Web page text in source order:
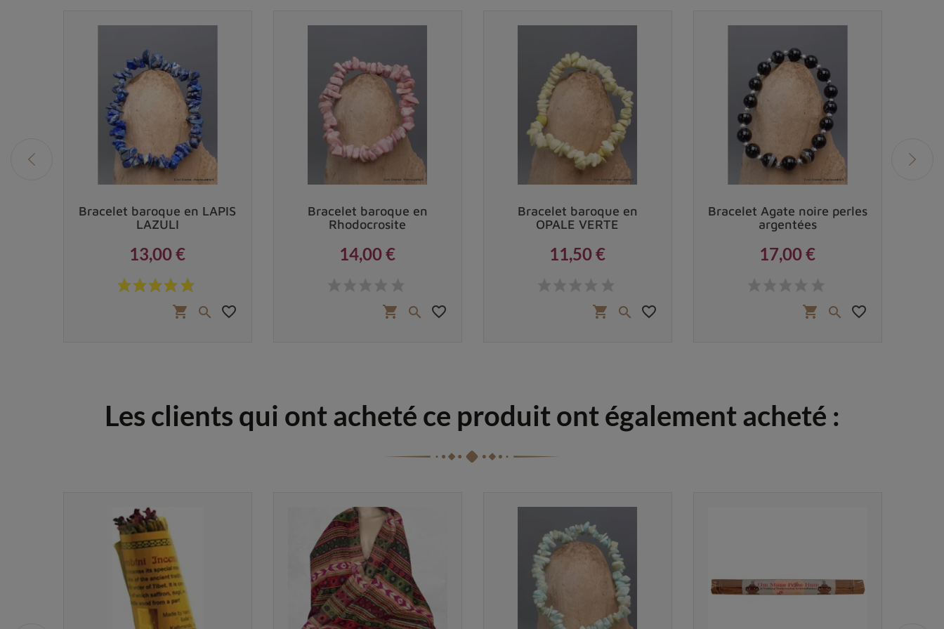
Bracelet baroque en LAPIS
LAZULI
Prix
13,00 €
shopping_cart  favorite_border
Bracelet baroque en
Rhodocrosite
14,00 €
shopping_cart  favorite_border
Bracelet baroque en
OPALE VERTE
11,50 €
shopping_cart  favorite_border
Bracelet Agate noire perles
argentées
17,00 €
shopping_cart  favorite_border
Les clients qui ont acheté ce produit ont également acheté :